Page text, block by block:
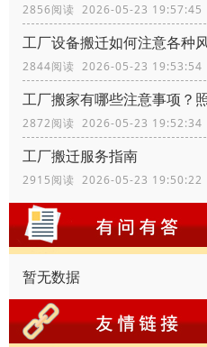
2856阅读 2026-05-23 19:57:45
工厂设备搬迁如何注意各种
2844阅读 2026-05-23 19:53:54
工厂搬家有哪些注意事项？
2872阅读 2026-05-23 19:52:34
工厂搬迁服务指南
2915阅读 2026-05-23 19:50:22
暂无数据